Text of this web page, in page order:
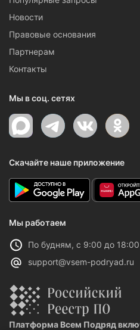
Новости
Правовые основания
Партнерам
Контакты
Мы в соц. сетях
Скачайте наше приложение
Мы работаем
По будням, с 9:00 до
support@vsem-podryad.ru
Платформа Всем Подряд